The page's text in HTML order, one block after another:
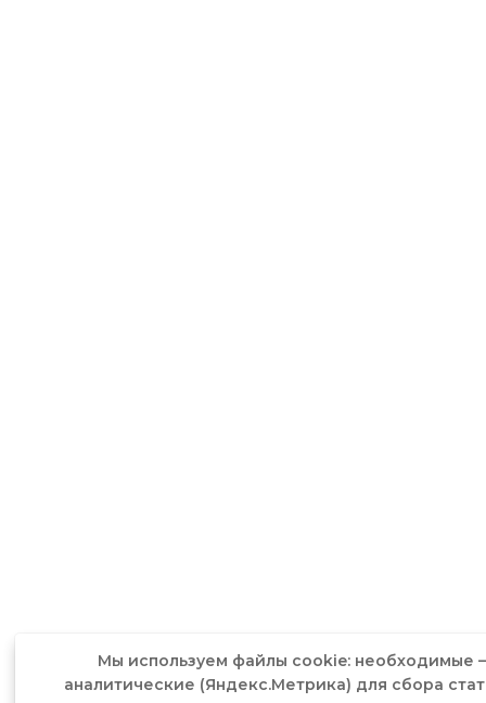
Мы используем файлы cookie: необходимые
аналитические (Яндекс.Метрика) для сбора